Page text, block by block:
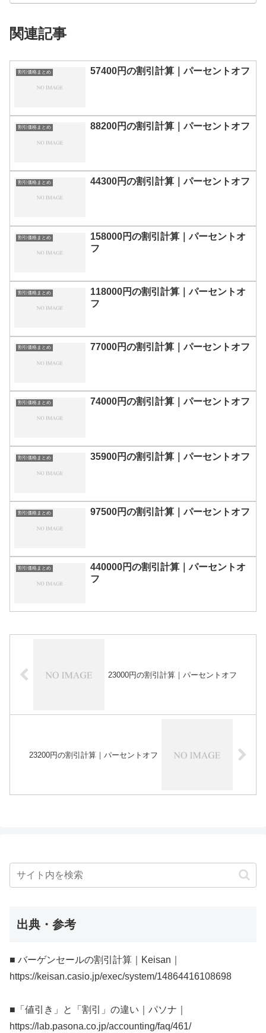
関連記事
割引価格まとめ 57400円の割引計算｜パーセントオフ
割引価格まとめ 88200円の割引計算｜パーセントオフ
割引価格まとめ 44300円の割引計算｜パーセントオフ
割引価格まとめ
158000円の割引計算｜パーセントオ
フ
割引価格まとめ
118000円の割引計算｜パーセントオ
フ
割引価格まとめ 77000円の割引計算｜パーセントオフ
割引価格まとめ 74000円の割引計算｜パーセントオフ
割引価格まとめ 35900円の割引計算｜パーセントオフ
割引価格まとめ 97500円の割引計算｜パーセントオフ
割引価格まとめ
440000円の割引計算｜パーセントオ
フ
23000円の割引計算｜パーセントオフ
23200円の割引計算｜パーセントオフ
出典・参考
■ バーゲンセールの割引計算｜Keisan｜
https://keisan.casio.jp/exec/system/14864416108698
■「値引き」と「割引」の違い｜パソナ｜
https://lab.pasona.co.jp/accounting/faq/461/